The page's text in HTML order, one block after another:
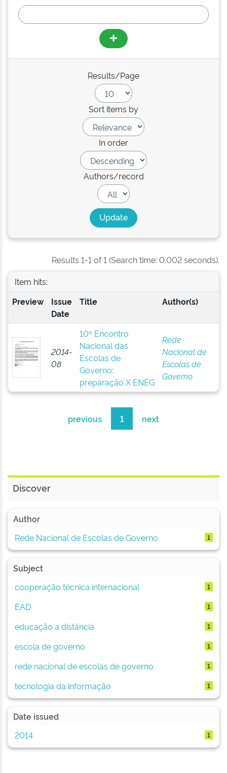
Results/Page
Sort items by
In order
Authors/record
Results 1-1 of 1 (Search time: 0.002 seconds).
Item hits:
Preview
Issue
Date
Title Author(s)
2014-
08
10º Encontro
Nacional das
Escolas de
Governo:
preparação X ENEG
Rede
Nacional de
Escolas de
Governo
previous 1 next
Discover
Author
Rede Nacional de Escolas de Governo
1
Subject
cooperação técnica internacional
1
EAD 1
educação a distância 1
escola de governo 1
rede nacional de escolas de governo 1
tecnologia da informação 1
Date issued
2014
1